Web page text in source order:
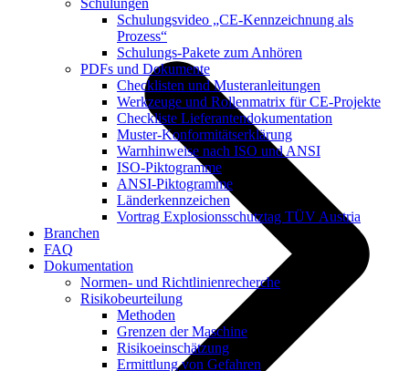
Schulungen
Schulungsvideo „CE-Kennzeichnung als
Prozess“
Schulungs-Pakete zum Anhören
PDFs und Dokumente
Checklisten und Musteranleitungen
Werkzeuge und Rollenmatrix für CE-Projekte
Checkliste Lieferantendokumentation
Muster-Konformitätserklärung
Warnhinweise nach ISO und ANSI
ISO-Piktogramme
ANSI-Piktogramme
Länderkennzeichen
Vortrag Explosionsschutztag TÜV Austria
Branchen
FAQ
Dokumentation
Normen- und Richtlinienrecherche
Risikobeurteilung
Methoden
Grenzen der Maschine
Risikoeinschätzung
Ermittlung von Gefahren